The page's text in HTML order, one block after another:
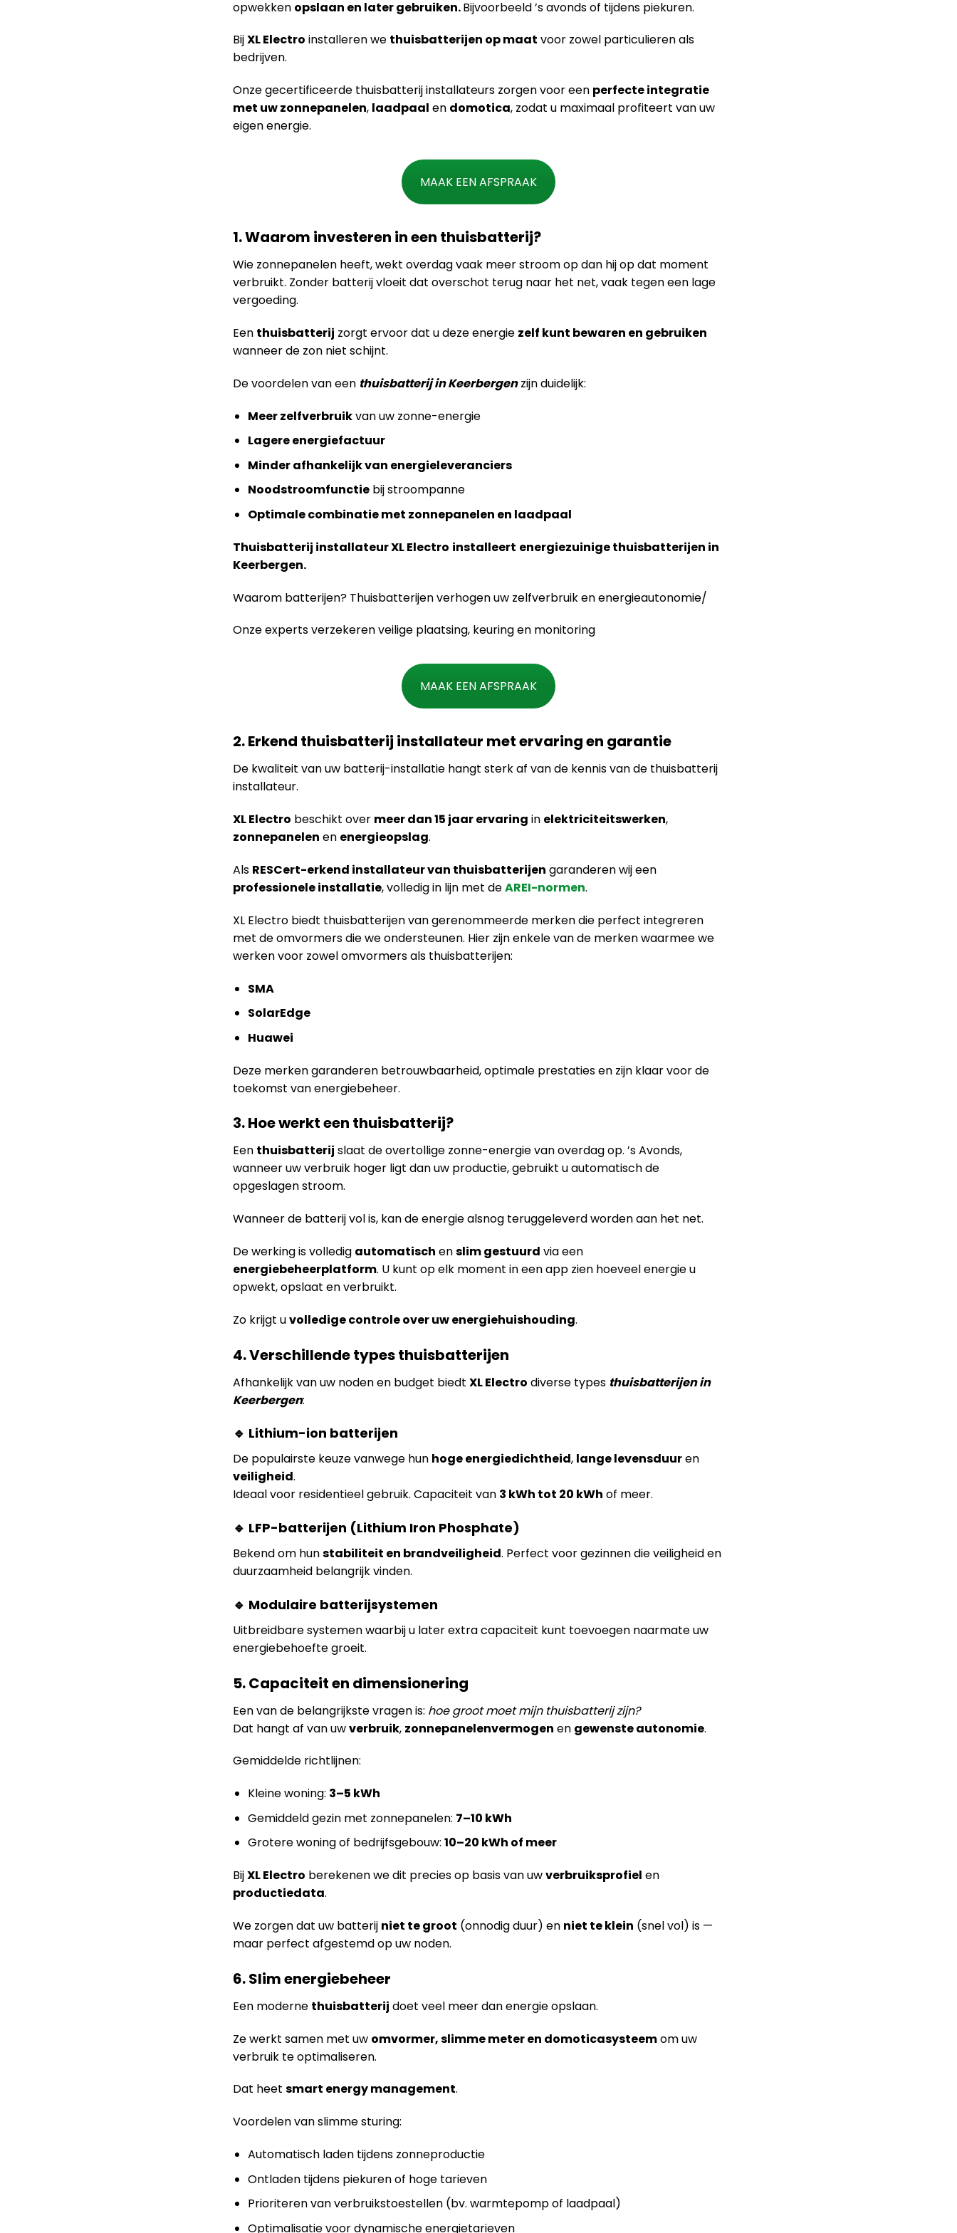
opwekken opslaan en later gebruiken.Bijvoorbeeld ’s avonds of tijdens piekuren.
BijXL Electro installeren we thuisbatterijen op maat voor zowel particulieren als
bedrijven.
Onze gecertificeerde thuisbatterij installateurs zorgen voor een perfecte integratie
met uw zonnepanelen, laadpaal en domotica, zodat u maximaal profiteert van uw
eigen energie.
MAAK EEN AFSPRAAK
1. Waarom investeren in een thuisbatterij?
Wie zonnepanelen heeft, wekt overdag vaak meer stroom op dan hij op dat moment
verbruikt. Zonder batterij vloeit dat overschot terug naar het net, vaak tegen een lage
vergoeding.
Een thuisbatterij zorgt ervoor dat u deze energie zelf kunt bewaren en gebruiken
wanneer de zon niet schijnt.
De voordelen van een thuisbatterij in Keerbergenzijn duidelijk:
Meer zelfverbruikvan uw zonne-energie
Lagere energiefactuur
Minder afhankelijk van energieleveranciers
Noodstroomfunctiebij stroompanne
Optimale combinatie met zonnepanelen en laadpaal
Thuisbatterij installateur XL Electro installeert energiezuinige thuisbatterijen in
Keerbergen.
Waarom batterijen? Thuisbatterijen verhogen uw zelfverbruik en energieautonomie/
Onze experts verzekeren veilige plaatsing, keuring en monitoring
MAAK EEN AFSPRAAK
2. Erkend thuisbatterij installateur met ervaring en garantie
De kwaliteit van uw batterij-installatie hangt sterk af van de kennis van de thuisbatterij
installateur.
XL Electro beschikt over meer dan 15 jaar ervaring in elektriciteitswerken,
zonnepanelen en energieopslag.
Als RESCert-erkend installateur van thuisbatterijen garanderen wij een
professionele installatie, volledig in lijn met deAREI-normen.
XL Electro biedt thuisbatterijen van gerenommeerde merken die perfect integreren
met de omvormers die we ondersteunen. Hier zijn enkele van de merken waarmee we
werken voor zowel omvormers als thuisbatterijen:
SMA
SolarEdge
Huawei
Deze merken garanderen betrouwbaarheid, optimale prestaties en zijn klaar voor de
toekomst van energiebeheer.
3. Hoe werkt een thuisbatterij?
Een thuisbatterij slaat de overtollige zonne-energie van overdag op. ’s Avonds,
wanneer uw verbruik hoger ligt dan uw productie, gebruikt u automatisch de
opgeslagen stroom.
Wanneer de batterij vol is, kan de energie alsnog teruggeleverd worden aan het net.
De werking is volledig automatisch enslim gestuurd via een
energiebeheerplatform. U kunt op elk moment in een app zien hoeveel energie u
opwekt, opslaat en verbruikt.
Zo krijgt uvolledige controle over uw energiehuishouding.
4. Verschillende types thuisbatterijen
Afhankelijk van uw noden en budget biedt XL Electro diverse types thuisbatterijen in
Keerbergen:
🔹 Lithium-ion batterijen
De populairste keuze vanwege hun hoge energiedichtheid, lange levensduuren
veiligheid.
Ideaal voor residentieel gebruik. Capaciteit van 3 kWh tot 20 kWh of meer.
🔹 LFP-batterijen (Lithium Iron Phosphate)
Bekend om hunstabiliteit en brandveiligheid. Perfect voor gezinnen die veiligheid en
duurzaamheid belangrijk vinden.
🔹 Modulaire batterijsystemen
Uitbreidbare systemen waarbij u later extra capaciteit kunt toevoegen naarmate uw
energiebehoefte groeit.
5. Capaciteit en dimensionering
Een van de belangrijkste vragen is: hoe groot moet mijn thuisbatterij zijn?
Dat hangt af van uwverbruik, zonnepanelenvermogen en gewenste autonomie.
Gemiddelde richtlijnen:
Kleine woning: 3–5 kWh
Gemiddeld gezin met zonnepanelen: 7–10 kWh
Grotere woning of bedrijfsgebouw: 10–20 kWh of meer
BijXL Electro berekenen we dit precies op basis van uwverbruiksprofiel en
productiedata.
We zorgen dat uw batterij niet te groot (onnodig duur) en niet te klein (snel vol) is —
maar perfect afgestemd op uw noden.
6. Slim energiebeheer
Een moderne thuisbatterij doet veel meer dan energie opslaan.
Ze werkt samen met uw omvormer, slimme meter en domoticasysteemom uw
verbruik te optimaliseren.
Dat heet smart energy management.
Voordelen van slimme sturing:
Automatisch laden tijdens zonneproductie
Ontladen tijdens piekuren of hoge tarieven
Prioriteren van verbruikstoestellen (bv. warmtepomp of laadpaal)
Optimalisatie voor dynamische energietarieven